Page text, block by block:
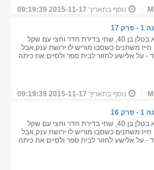
נוסף בתאריך 2015-11-17 09:19:39
17
אלישע הוא בטלן בן 40, שחי בדירת חדר וחצי עם שקל
חייו משתנים כשסבו מוריש לו ירושת ענק,אבל
- על אלישע לחזור לבית ספר ולסיים את כיתה
נוסף בתאריך 2015-11-17 09:19:39
16
אלישע הוא בטלן בן 40, שחי בדירת חדר וחצי עם שקל
חייו משתנים כשסבו מוריש לו ירושת ענק,אבל
- על אלישע לחזור לבית ספר ולסיים את כיתה